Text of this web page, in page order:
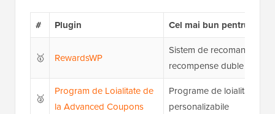
# Plugin Cel mai bun pentru
🥇 RewardsWP
Sistem de recomandare
recompense duble
🥈
Program de Loialitate de
la Advanced Coupons
Programe de loialitate
personalizabile